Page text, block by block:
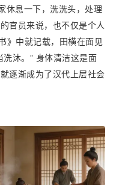
休息一下，洗洗头，处理
官员来说，也不仅是个人
》中就记载，
田横在面见
洗沐。” 身体清洁这是面
逐渐成为了汉代上层社会